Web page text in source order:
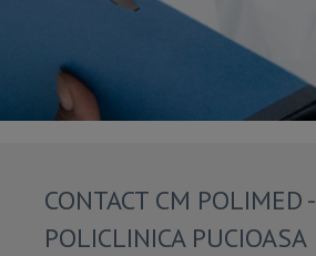
CONTACT CM POLIMED -
POLICLINICA PUCIOASA